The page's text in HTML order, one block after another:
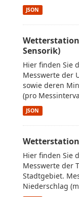
JSON
Sensorik)
Hier finden Sie
Messwerte der
sowie deren
(pro
JSON
Hier finden Sie
Messwerte der
Stadtgebiet.
Niederschlag